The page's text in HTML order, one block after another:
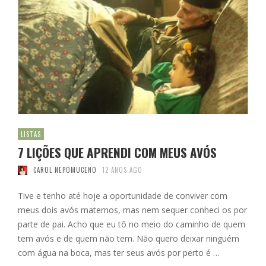
LISTAS
7 LIÇÕES QUE APRENDI COM MEUS AVÓS
CAROL NEPOMUCENO 12 ANOS AGO
Tive e tenho até hoje a oportunidade de conviver com
meus dois avós maternos, mas nem sequer conheci os por
parte de pai. Acho que eu tô no meio do caminho de quem
tem avós e de quem não tem. Não quero deixar ninguém
com água na boca, mas ter seus avós por perto é …